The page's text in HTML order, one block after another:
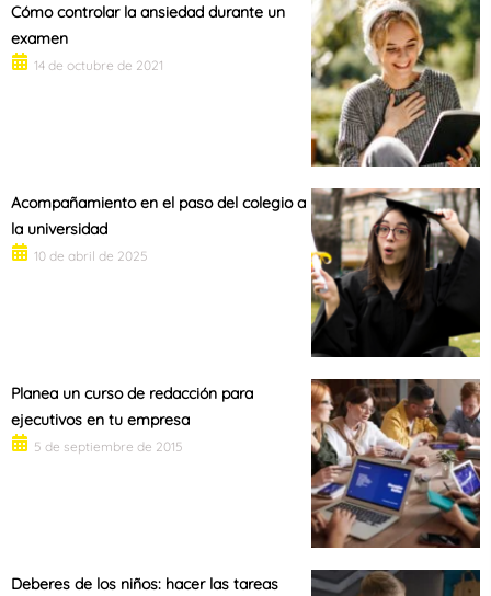
Cómo controlar la ansiedad durante un
examen
14 de octubre de 2021
Acompañamiento en el paso del colegio a
la universidad
10 de abril de 2025
Planea un curso de redacción para
ejecutivos en tu empresa
5 de septiembre de 2015
Deberes de los niños: hacer las tareas